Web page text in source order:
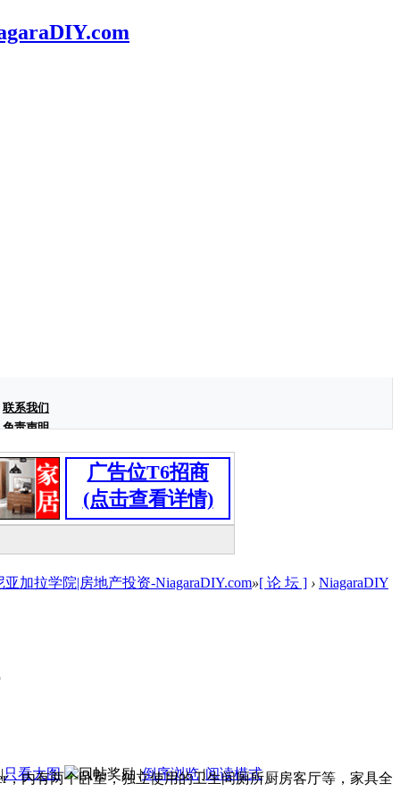
联系我们
免责声明
广告位T6招商
(点击查看详情)
加拉学院|房地产投资-NiagaraDIY.com»[ 论 坛 ] › NiagaraDIY
|只看大图 |倒序浏览 |阅读模式
，内有两个卧室，独立使用的卫生间厕所厨房客厅等，家具全